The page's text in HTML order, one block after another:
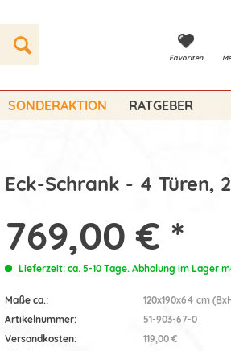
Favoriten
SONDERAKTION RATGEBER
Eck-Schrank - 4 Türen,
769,00 € *
Lieferzeit: ca. 5-10 Tage. Abholung im Lager
Maße ca.:
120x190x64 cm
Artikelnummer:
51-903-67-0
Versandkosten:
119,00 €